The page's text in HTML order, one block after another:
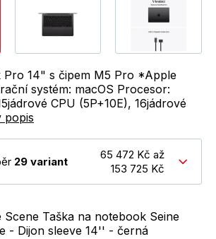
Pro 14" s čipem M5 Pro *Apple
systém: macOS Procesor:
CPU (5P+10E), 16jádrové
popis
29 variant
65 472 Kč až
153 725 Kč
Scene Taška na notebook Seine
- Dijon sleeve 14'' - černá